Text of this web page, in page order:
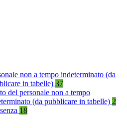
non a tempo indeterminato (da
in tabelle) 37
del personale non a tempo
(da pubblicare in tabelle) 2
18